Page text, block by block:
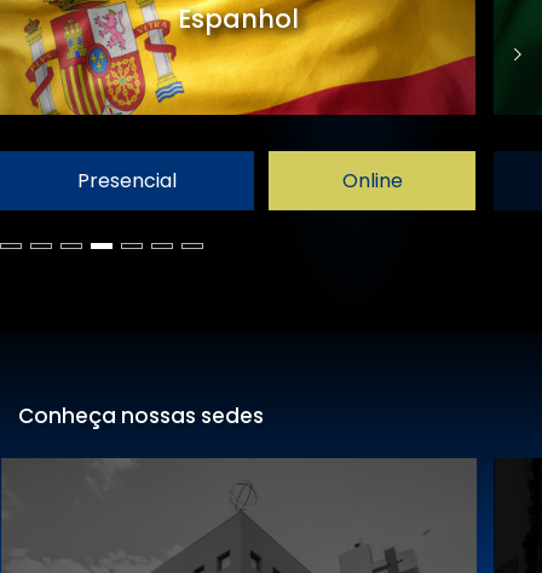
Espanhol
Presencial Online
Conheça nossas sedes